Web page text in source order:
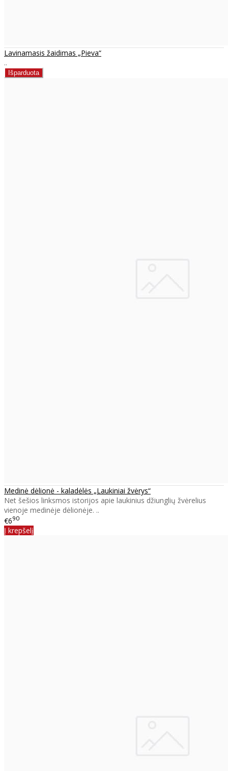
Lavinamasis žaidimas „Pieva“
..
Medinė dėlionė - kaladėlės „Laukiniai žvėrys“
Net šešios linksmos istorijos apie laukinius džiunglių žvėrelius
vienoje medinėje dėlionėje. ..
€690
Į krepšelį